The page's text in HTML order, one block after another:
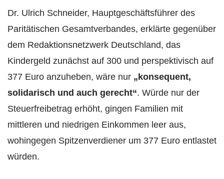
Dr. Ulrich Schneider, Hauptgeschäftsführer des
Paritätischen Gesamtverbandes, erklärte gegenüber
dem Redaktionsnetzwerk Deutschland, das
Kindergeld zunächst auf 300 und perspektivisch auf
377 Euro anzuheben, wäre nur „konsequent,
solidarisch und auch gerecht“. Würde nur der
Steuerfreibetrag erhöht, gingen Familien mit
mittleren und niedrigen Einkommen leer aus,
wohingegen Spitzenverdiener um 377 Euro entlastet
würden.